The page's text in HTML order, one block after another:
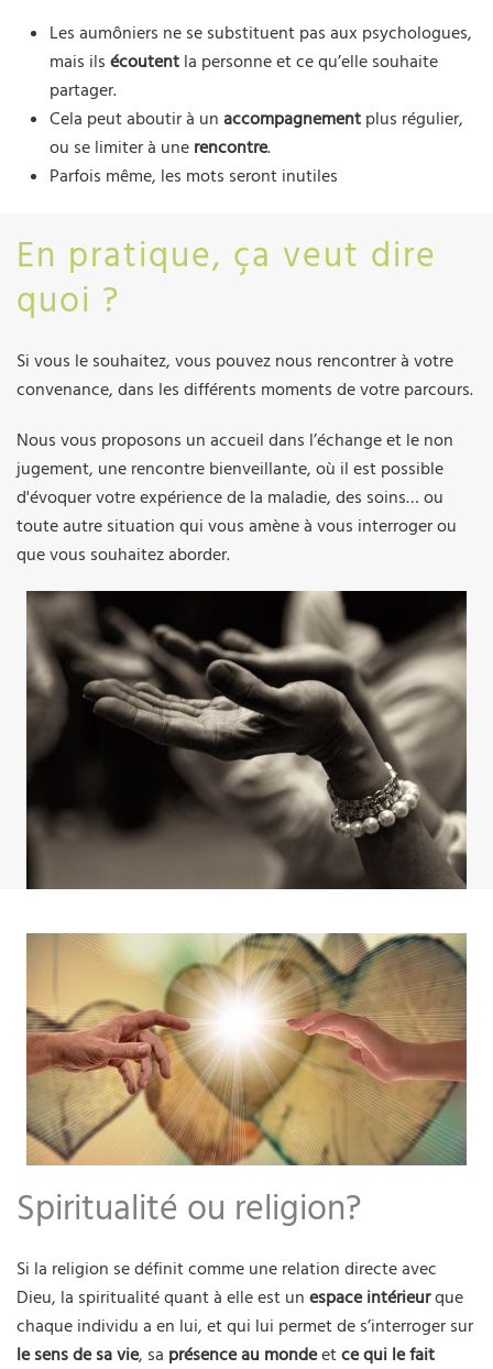
Les aumôniers ne se substituent pas aux psychologues,
mais ils écoutent la personne et ce qu’elle souhaite
partager.
Cela peut aboutir à un accompagnement plus régulier,
ou se limiter à une rencontre.
Parfois même, les mots seront inutiles
En pratique, ça veut dire
quoi ?
Si vous le souhaitez, vous pouvez nous rencontrer à votre
convenance, dans les différents moments de votre parcours.
Nous vous proposons un accueil dans l’échange et le non
jugement, une rencontre bienveillante, où il est possible
d'évoquer votre expérience de la maladie, des soins… ou
toute autre situation qui vous amène à vous interroger ou
que vous souhaitez aborder.
Spiritualité ou religion?
Si la religion se définit comme une relation directe avec
Dieu, la spiritualité quant à elle est un espace intérieurque
chaque individu a en lui, et qui lui permet de s’interroger sur
le sens de sa vie, sa présence au mondeetce qui le fait